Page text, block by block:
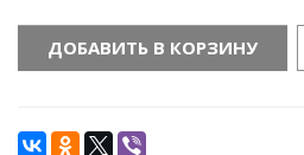
ДОБАВИТЬ В КОРЗИНУ